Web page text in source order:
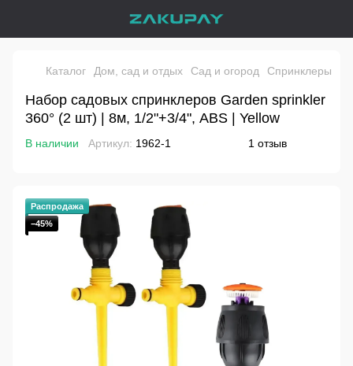
Каталог Дом, сад и отдых Сад и огород Спринклеры
Набор садовых спринклеров Garden sprinkler
360° (2 шт) | 8м, 1/2"+3/4", ABS | Yellow
В наличии Артикул: 1962-1 1 отзыв
Распродажа
−45%